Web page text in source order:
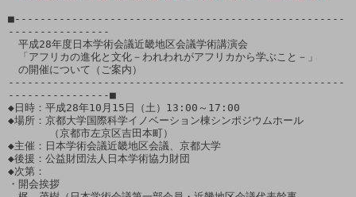
■----------------------------------------------------
----------------
平成28年度日本学術会議近畿地区会議学術講演会
「アフリカの進化と文化－われわれがアフリカから学ぶこと－」
の開催について（ご案内）
-----------------------------------------------------
----------------■
◆日時：平成28年10月15日（土）13:00～17:00
◆場所：京都大学国際科学イノベーション棟シンポジウムホール
（京都市左京区吉田本町）
◆主催：日本学術会議近畿地区会議、京都大学
◆後援：公益財団法人日本学術協力財団
◆次第：
・開会挨拶